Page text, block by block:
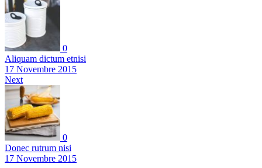
0
Aliquam dictum etnisi
17 Novembre 2015
Next
0
Donec rutrum nisi
17 Novembre 2015